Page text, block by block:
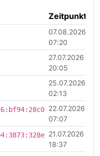
Zeitpunkt
07.08.2026
07:20
27.07.2026
20:05
25.07.2026
02:13
22.07.2026
07:07
21.07.2026
18:37